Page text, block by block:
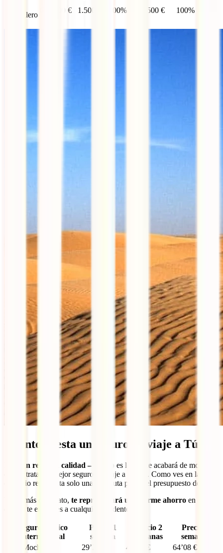
Mochilero
600.000 € 1.500 € 100% 3.500 € 100%
Cuánto cuesta un seguro de viaje a Túnez
gran relación calidad – precio
es lo que te acabará de mostrar
que se trata del mejor seguro de viaje a Túnez. Como ves en la tabla,
el precio representa solo una diminuta parte del presupuesto de viaje.
Y, además de barato, te representará un enorme ahorro en caso
de que te enfrentes a cualquier incidente.
Seguro médico
internacional
Precio 1
semana
Precio 2
semanas
Precio 3
semanas
IATI Mochilero
29’26 € 46’62 € 64’08 €